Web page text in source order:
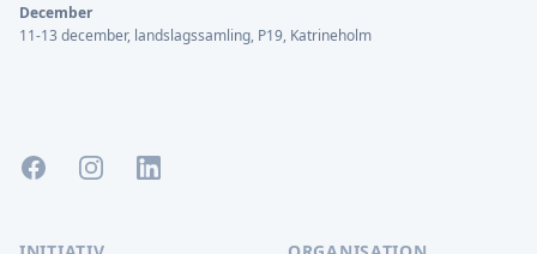
December
11-13 december, landslagssamling, P19, Katrineholm
FacebookInstagramLinkedIn